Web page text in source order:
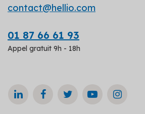
contact@hellio.com
01 87 66 61 93
Appel gratuit 9h - 18h